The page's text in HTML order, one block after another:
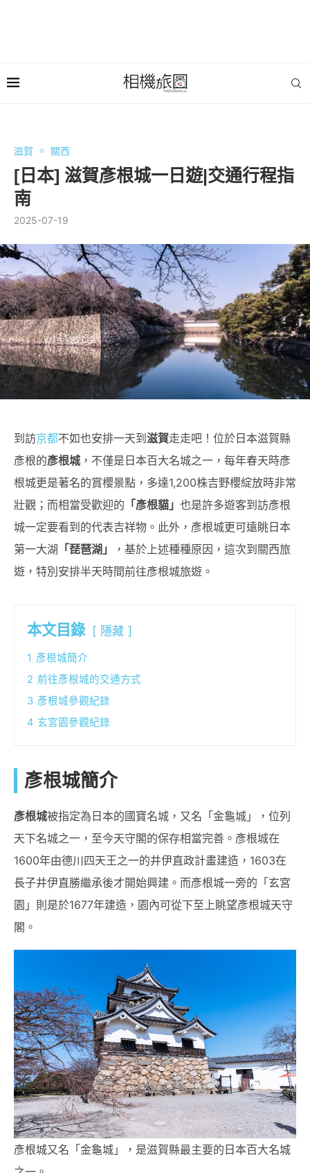
滋賀 關西
[日本] 滋賀彥根城一日遊|交通行程指
南
2025-07-19
到訪京都不如也安排一天到 滋賀走走吧！位於日本滋賀縣
彥根的彥根城 ，不僅是日本百大名城之一，每年春天時彥
根城更是著名的賞櫻景點，多達1,200株吉野櫻綻放時非常
壯觀；而相當受歡迎的 「彥根貓」 也是許多遊客到訪彥根
城一定要看到的代表吉祥物。此外，彥根城更可遠眺日本
第一大湖 「琵琶湖」
，基於上述種種原因，這次到關西旅
遊，特別安排半天時間前往彥根城旅遊。
本文目錄 隱藏
1 彥根城簡介
2 前往彥根城的交通方式
3 彥根城參觀紀錄
4 玄宮園參觀紀錄
彥根城簡介
彥根城被指定為日本的國寶名城，又名「金龜城」，位列
天下名城之一，至今天守閣的保存相當完善。彥根城在
1600年由德川四天王之一的井伊直政計畫建造，1603在
長子井伊直勝繼承後才開始興建。而彥根城一旁的「玄宮
園」則是於1677年建造，園內可從下至上眺望彥根城天守
閣。
彥根城又名「金龜城」，是滋賀縣最主要的日本百大名城